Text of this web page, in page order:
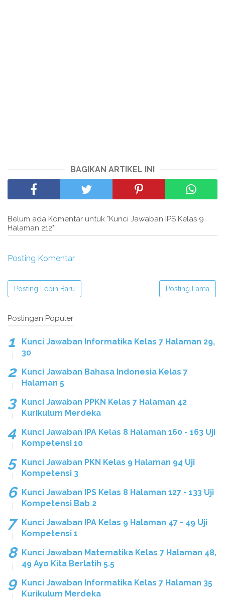
BAGIKAN ARTIKEL INI
Belum ada Komentar untuk "Kunci Jawaban IPS Kelas 9
Halaman 212"
Posting Komentar
Posting Lebih Baru Posting Lama
Postingan Populer
Kunci Jawaban Informatika Kelas 7 Halaman 29,
30
Kunci Jawaban Bahasa Indonesia Kelas 7
Halaman 5
Kunci Jawaban PPKN Kelas 7 Halaman 42
Kurikulum Merdeka
Kunci Jawaban IPA Kelas 8 Halaman 160 - 163 Uji
Kompetensi 10
Kunci Jawaban PKN Kelas 9 Halaman 94 Uji
Kompetensi 3
Kunci Jawaban IPS Kelas 8 Halaman 127 - 133 Uji
Kompetensi Bab 2
Kunci Jawaban IPA Kelas 9 Halaman 47 - 49 Uji
Kompetensi 1
Kunci Jawaban Matematika Kelas 7 Halaman 48,
49 Ayo Kita Berlatih 5.5
Kunci Jawaban Informatika Kelas 7 Halaman 35
Kurikulum Merdeka